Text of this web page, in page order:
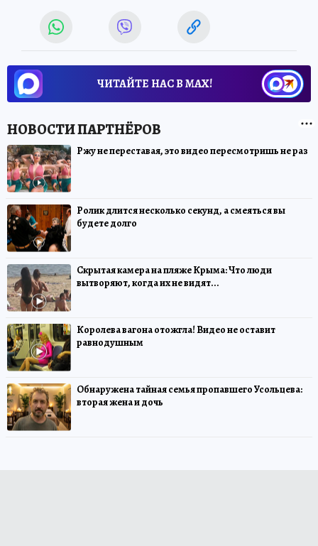
ЧИТАЙТЕ НАС В МАХ!
Ржу не переставая, это видео пересмотришь не раз
Ролик длится несколько секунд, а смеяться вы
будете долго
Скрытая камера на пляже Крыма: Что люди
вытворяют, когда их не видят...
Королева вагона отожгла! Видео не оставит
равнодушным
Обнаружена тайная семья пропавшего Усольцева:
вторая жена и дочь